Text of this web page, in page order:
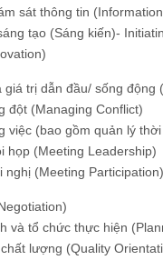
sát thông tin
tạo (Sáng kiến​​)-
trị dẫn đầu/ sống động
đột (Managing Conflict)
việc (bao gồm quản lý
họp (Meeting Leadership)
nghị (Meeting Participation)
và tổ chức thực hiện
lượng (Quality